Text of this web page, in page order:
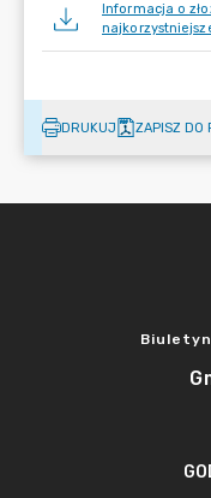
Informacja o
DRUKUJ ZAPISZ DO